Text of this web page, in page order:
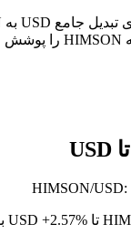
HIMSON/USD:
+2.57%